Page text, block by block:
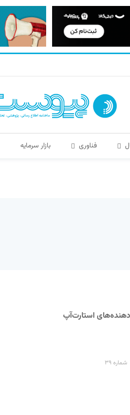
فناوری بازار سرمایه
استارت‌آپ
شماره ۳۹